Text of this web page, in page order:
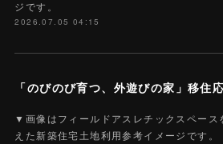
ジです。
2026.07.05 04:15
▼画像はフィールドアスレチックスペース
えた新築住宅土地利用参考イメージです。